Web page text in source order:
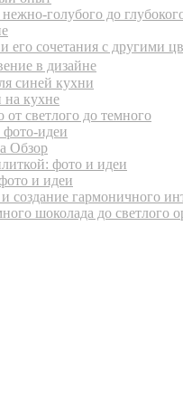
голубого до
его сочетания с другими
в дизайне
синей кухни
на кухне
светлого до темного
фото-идеи
Обзор
фото и идеи
и идеи
создание гармоничного
шоколада до светлого